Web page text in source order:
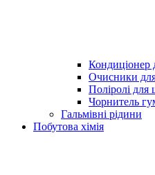
Кондиціонер
Очисники
Поліролі для
Чорнитель
Гальмівні рідини
Побутова хімія